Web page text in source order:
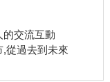
畫裡描繪的「鮪魚
，都是出自這家店
堂》就不會是現在
交流互動
從過去到未來